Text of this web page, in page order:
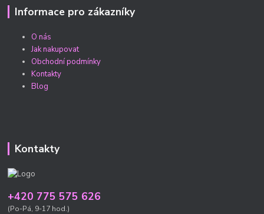
Informace pro zákazníky
O nás
Jak nakupovat
Obchodní podmínky
Kontakty
Blog
Kontakty
+420 775 575 626
(Po-Pá, 9-17 hod.)